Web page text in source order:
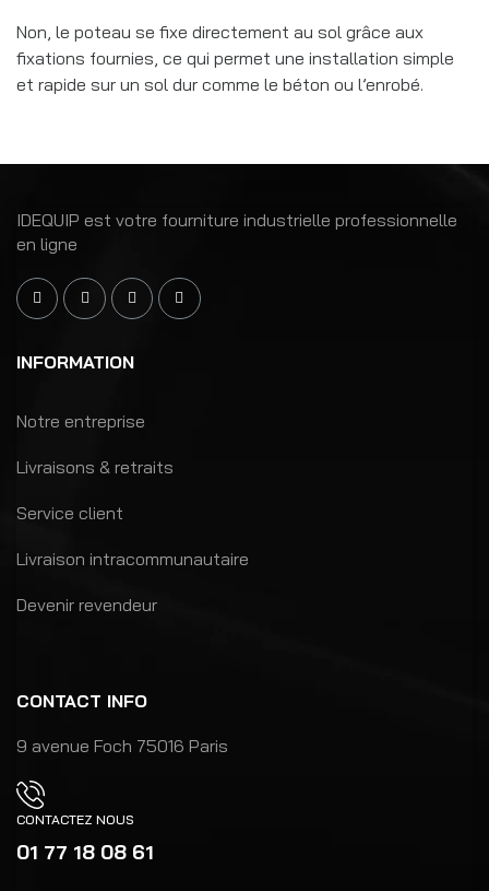
Non, le poteau se fixe directement au sol grâce aux
fixations fournies, ce qui permet une installation simple
et rapide sur un sol dur comme le béton ou l’enrobé.
IDEQUIP est votre fourniture industrielle professionnelle
en ligne
INFORMATION
Notre entreprise
Livraisons & retraits
Service client
Livraison intracommunautaire
Devenir revendeur
CONTACT INFO
9 avenue Foch 75016 Paris
CONTACTEZ NOUS
01 77 18 08 61